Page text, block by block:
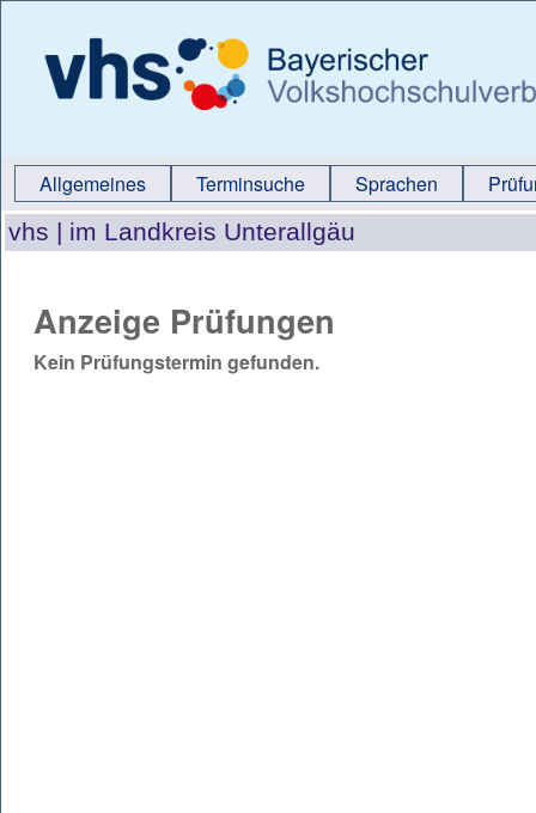
Allgemeines Terminsuche Sprachen
vhs | im Landkreis Unterallgäu
Anzeige Prüfungen
Kein Prüfungstermin gefunden.